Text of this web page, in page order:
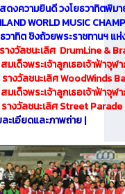
ดงความยินดี วงโยธวาทิตพิมา
WORLD MUSIC
วาทิต ชิงถ้วยพระราชทานฯ แ
รางวัลชนะเลิศ DrumLine &
จพระเจ้าลูกเธอเจ้าฟ้าจุ
วัลชนะเลิศ WoodWinds
พระเจ้าลูกเธอเจ้าฟ้าจุฬ
วัลชนะเลิศ Street Parade
ละเอียดและภาพถ่าย|